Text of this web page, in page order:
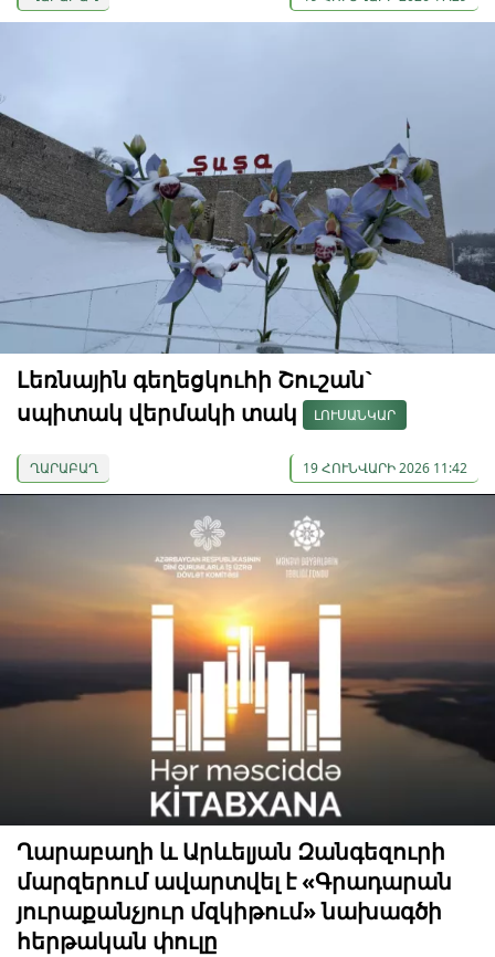
Լեռնային գեղեցկուհի Շուշան`
սպիտակ վերմակի տակ
ԼՈՒՍԱՆԿԱՐ
ՂԱՐԱԲԱՂ 19 ՀՈՒՆՎԱՐԻ 2026 11:42
Ղարաբաղի և Արևելյան Զանգեզուրի
մարզերում ավարտվել է «Գրադարան
յուրաքանչյուր մզկիթում» նախագծի
հերթական փուլը